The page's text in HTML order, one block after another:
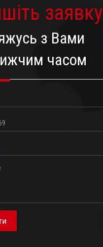
заявку
з Вами
часом